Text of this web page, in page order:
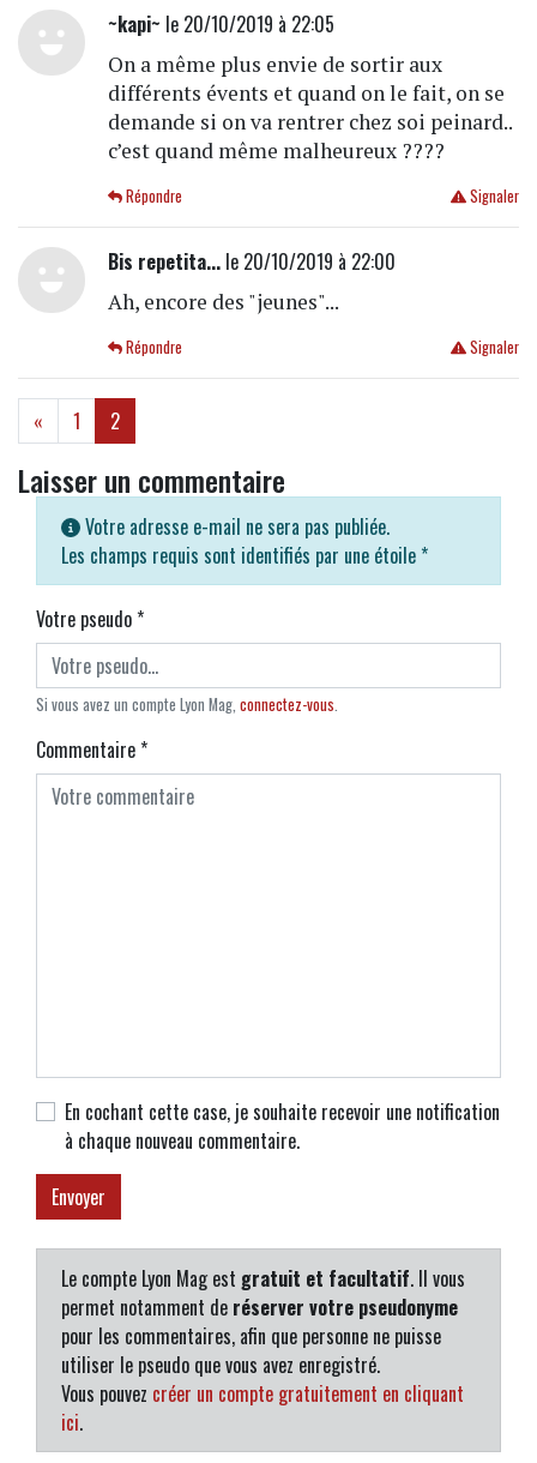
~kapi~ le 20/10/2019 à 22:05
On a même plus envie de sortir aux
différents évents et quand on le fait, on se
demande si on va rentrer chez soi peinard..
c’est quand même malheureux ????
Signaler
Répondre
Bis repetita...le 20/10/2019 à 22:00
Ah, encore des "jeunes"...
Signaler
Répondre
« 1 2(current)
Laisser un commentaire
Votre adresse e-mail ne sera pas publiée.
Les champs requis sont identifiés par une étoile *
Votre pseudo*
Si vous avez un compte Lyon Mag, connectez-vous
Commentaire*
En cochant cette case, je souhaite recevoir une notification
à chaque nouveau commentaire.
Le compte Lyon Mag est gratuit et facultatif. Il vous
permet notamment de réserver votre pseudonyme
pour les commentaires, afin que personne ne puisse
utiliser le pseudo que vous avez enregistré.
Vous pouvez créer un compte gratuitement en cliquant
ici.